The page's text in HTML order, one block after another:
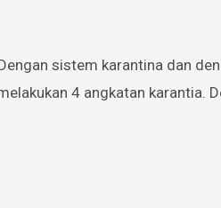
sistem karantina dan
4 angkatan karantia.